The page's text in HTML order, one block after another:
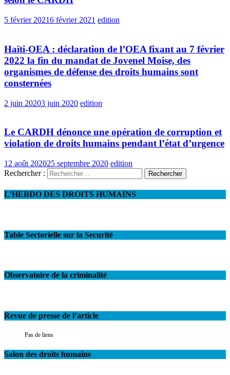
5 février 20216 février 2021 edition
Haïti-OEA : déclaration de l’OEA fixant au 7 février
2022 la fin du mandat de Jovenel Moise, des
organismes de défense des droits humains sont
consternées
2 juin 20203 juin 2020 edition
Le CARDH dénonce une opération de corruption et
violation de droits humains pendant l’état d’urgence
12 août 202025 septembre 2020 edition
Rechercher :
L’HEBDO DES DROITS HUMAINS
Table Sectorielle sur la Securité
Observatoire de la criminalité
Revue de presse de l’article
Pas de liens
Salon des droits humains